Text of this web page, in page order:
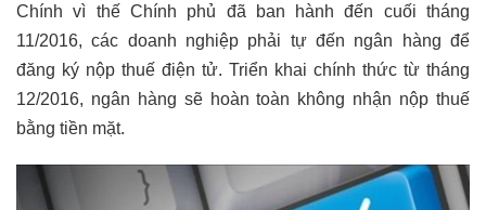
Chính vì thế Chính phủ đã ban hành đến cuối tháng
11/2016, các doanh nghiệp phải tự đến ngân hàng để
đăng ký nộp thuế điện tử. Triển khai chính thức từ tháng
12/2016, ngân hàng sẽ hoàn toàn không nhận nộp thuế
bằng tiền mặt.